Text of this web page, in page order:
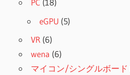
PC (18)
eGPU (5)
VR (6)
wena (6)
マイコン/シングルボード